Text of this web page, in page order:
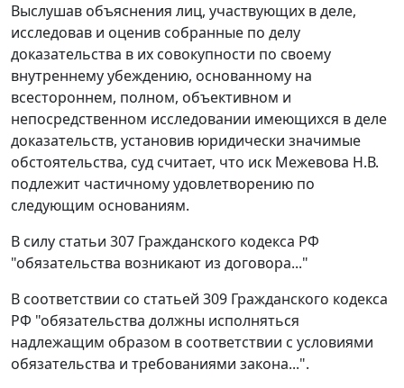
Выслушав объяснения лиц, участвующих в деле,
исследовав и оценив собранные по делу
доказательства в их совокупности по своему
внутреннему убеждению, основанному на
всестороннем, полном, объективном и
непосредственном исследовании имеющихся в деле
доказательств, установив юридически значимые
обстоятельства, суд считает, что иск Межевова Н.В.
подлежит частичному удовлетворению по
следующим основаниям.
В силу статьи 307 Гражданского кодекса РФ
"обязательства возникают из договора..."
В соответствии со статьей 309 Гражданского кодекса
РФ "обязательства должны исполняться
надлежащим образом в соответствии с условиями
обязательства и требованиями закона...".